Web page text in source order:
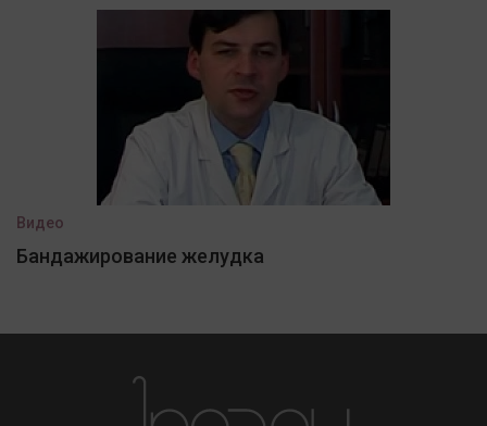
Видео
Бандажирование желудка